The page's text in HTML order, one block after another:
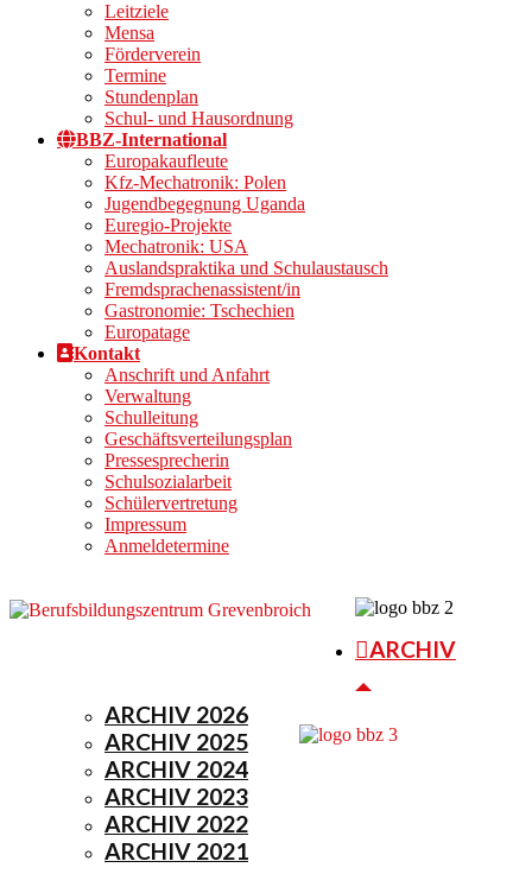
Leitziele
Mensa
Förderverein
Termine
Stundenplan
Schul- und Hausordnung
BBZ-International
Europakaufleute
Kfz-Mechatronik: Polen
Jugendbegegnung Uganda
Euregio-Projekte
Mechatronik: USA
Auslandspraktika und Schulaustausch
Fremdsprachenassistent/in
Gastronomie: Tschechien
Europatage
Kontakt
Anschrift und Anfahrt
Verwaltung
Schulleitung
Geschäftsverteilungsplan
Pressesprecherin
Schulsozialarbeit
Schülervertretung
Impressum
Anmeldetermine
ARCHIV
ARCHIV 2026
ARCHIV 2025
ARCHIV 2024
ARCHIV 2023
ARCHIV 2022
ARCHIV 2021